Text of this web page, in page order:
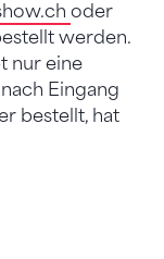
oder
werden.
nur eine
Eingang
bestellt, hat